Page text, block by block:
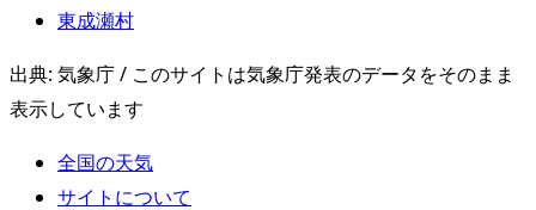
東成瀬村
出典: 気象庁 / このサイトは気象庁発表のデータをそのまま
表示しています
全国の天気
サイトについて